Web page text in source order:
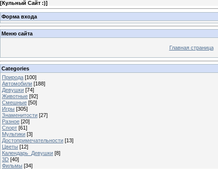
[Кульный Сайт :)]
Форма входа
Меню сайта
Главная страница
Categories
Природа [100]
Автомобили [188]
Девушки [74]
Животные [92]
Смешные [50]
Игры [305]
Знаменитости [27]
Разное [20]
Спорт [61]
Мультики [3]
Достопримечательности [13]
Цветы [12]
Календарь_Девушки [8]
3D [40]
Фильмы [34]